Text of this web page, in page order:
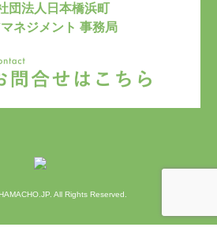
団法人日本橋浜町
ネジメント 事務局
All Rights Reserved.